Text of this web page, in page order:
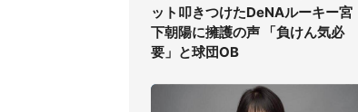
ット叩きつけたDeNAルーキー宮
下朝陽に擁護の声 「負けん気必
要」と球団OB